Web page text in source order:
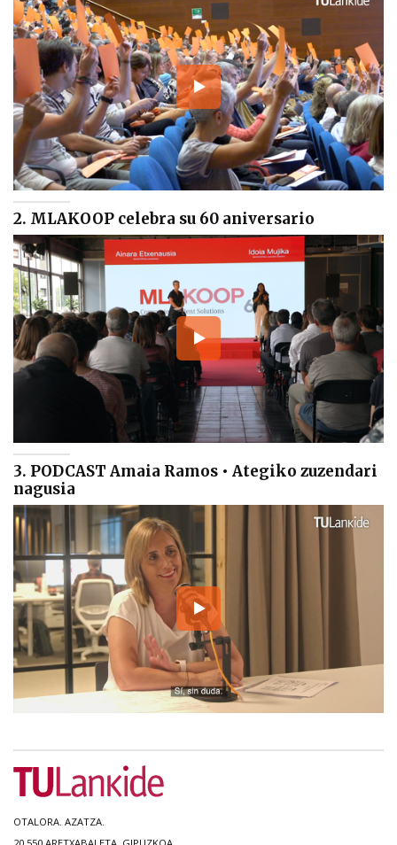
2. MLAKOOP celebra su 60 aniversario
3. PODCAST Amaia Ramos • Ategiko zuzendari
nagusia
OTALORA. AZATZA.